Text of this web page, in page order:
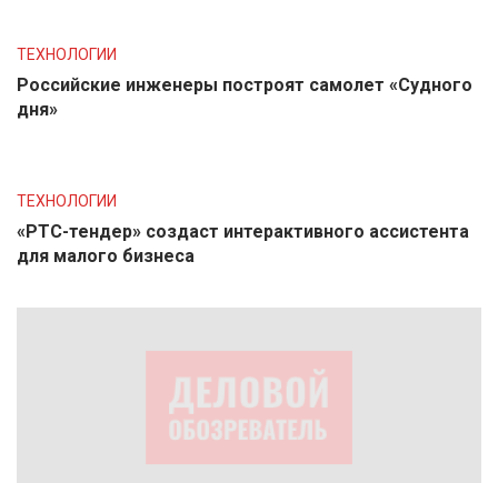
ТЕХНОЛОГИИ
Российские инженеры построят самолет «Судного
дня»
ТЕХНОЛОГИИ
«РТС-тендер» создаст интерактивного ассистента
для малого бизнеса